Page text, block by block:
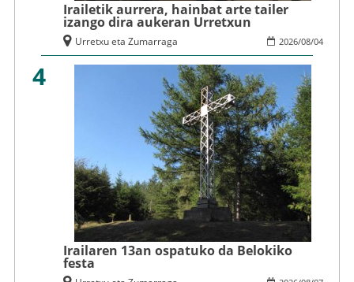
Irailetik aurrera, hainbat arte tailer
izango dira aukeran Urretxun
2026/08/04
Urretxu eta Zumarraga
4
Irailaren 13an ospatuko da Belokiko
festa